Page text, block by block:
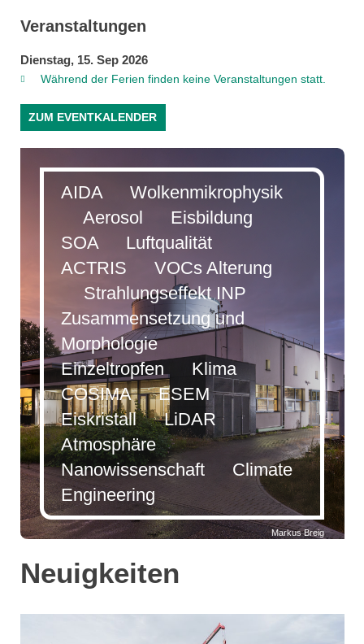
Veranstaltungen
Dienstag, 15. Sep 2026
Während der Ferien finden keine Veranstaltungen statt.
ZUM EVENTKALENDER
AIDA Wolkenmikrophysik
Aerosol Eisbildung
SOA Luftqualität
ACTRIS VOCs Alterung
Strahlungseffekt INP
Zusammensetzung und
Morphologie
Einzeltropfen Klima
COSIMA ESEM
Eiskristall LiDAR
Atmosphäre
Nanowissenschaft Climate
Engineering
Markus Breig
Neuigkeiten